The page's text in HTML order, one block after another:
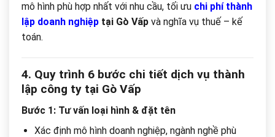
mô hình phù hợp nhất với nhu cầu, tối ưu chi phí thành
lập doanh nghiệp tại Gò Vấp và nghĩa vụ thuế – kế
toán.
4. Quy trình 6 bước chi tiết dịch vụ thành
lập công ty tại Gò Vấp
Bước 1: Tư vấn loại hình & đặt tên
Xác định mô hình doanh nghiệp, ngành nghề phù